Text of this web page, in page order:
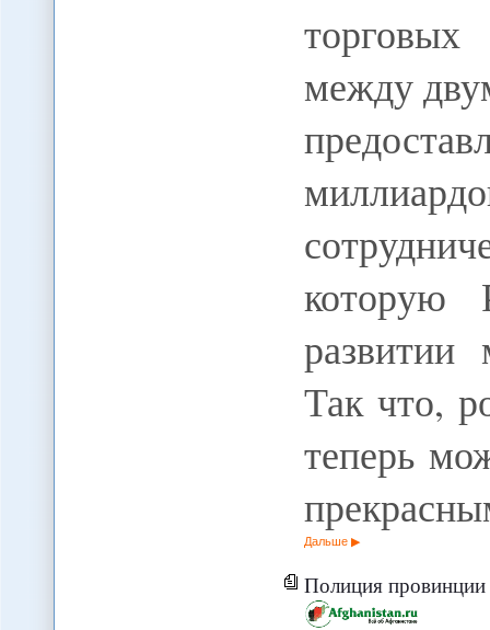
между
которую
развитии
Так что,
теперь
Дальше
Полиция провинции